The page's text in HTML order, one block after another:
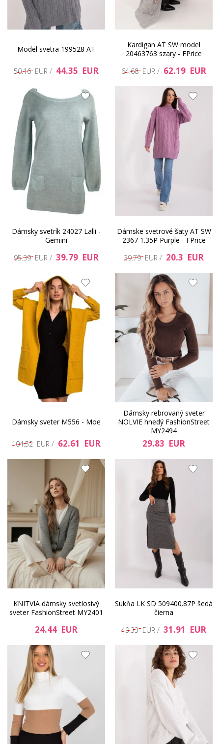
Model svetra 199528 AT
50.16 EUR / 44.35 EUR
Kardigan AT SW model
20463763 szary - FPrice
64.68 EUR / 62.19 EUR
Dámsky svetrík 24027 Lalli -
Gemini
95.39 EUR / 39.79 EUR
Dámske svetrové šaty AT SW
2367 1.35P Purple - FPrice
39.79 EUR / 20.3 EUR
Dámsky sveter M556 - Moe
104.52 EUR / 62.61 EUR
Dámsky rebrovaný sveter
NOLVIE hnedý FashionStreet
MY2494
29.83 EUR
KNITVIA dámsky svetlosivý
sveter FashionStreet MY2401
24.44 EUR
Sukňa LK SD 509400.87P šedá
čierna
49.33 EUR / 31.91 EUR